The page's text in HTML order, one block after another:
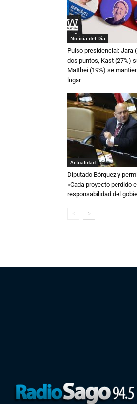
Noticia del Día
Pulso presidencial: Jara
dos puntos, Kast (27%)
Matthei (19%) se
lugar
Actualidad
Diputado Bórquez y
«Cada proyecto perdido
responsabilidad del